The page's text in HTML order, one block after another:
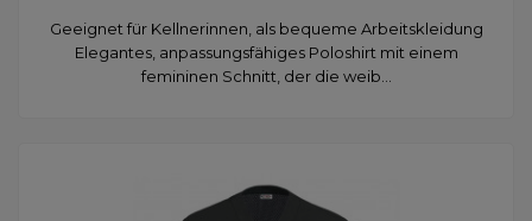
Geeignet für Kellnerinnen, als bequeme Arbeitskleidung
Elegantes, anpassungsfähiges Poloshirt mit einem
femininen Schnitt, der die weib...